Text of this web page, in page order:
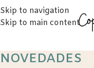
Skip to navigation
Skip to main content
NOVEDADES